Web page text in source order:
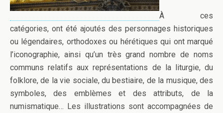
À ces
catégories, ont été ajoutés des personnages historiques
ou légendaires, orthodoxes ou hérétiques qui ont marqué
l’iconographie, ainsi qu’un très grand nombre de noms
communs relatifs aux représentations de la liturgie, du
folklore, de la vie sociale, du bestiaire, de la musique, des
symboles, des emblèmes et des attributs, de la
numismatique… Les illustrations sont accompagnées de